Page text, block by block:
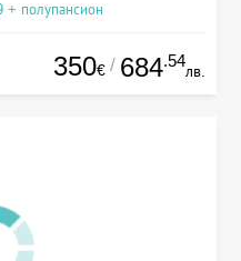
+ полупансион
350€ / 684.54
лв.